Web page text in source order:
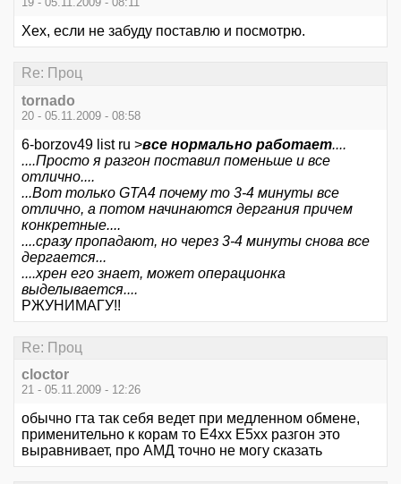
Хех, если не забуду поставлю и посмотрю.
Re: Проц
tornado
20 - 05.11.2009 - 08:58
6-borzov49 list ru >все нормально работает....
....Просто я разгон поставил поменьше и все
отлично....
...Вот только GTA4 почему то 3-4 минуты все
отлично, а потом начинаются дергания причем
конкретные....
....сразу пропадают, но через 3-4 минуты снова все
дергается...
....хрен его знает, может операционка
выделывается....
РЖУНИМАГУ!!
Re: Проц
cloctor
21 - 05.11.2009 - 12:26
обычно гта так себя ведет при медленном обмене,
применительно к корам то Е4хх Е5хх разгон это
выравнивает, про АМД точно не могу сказать